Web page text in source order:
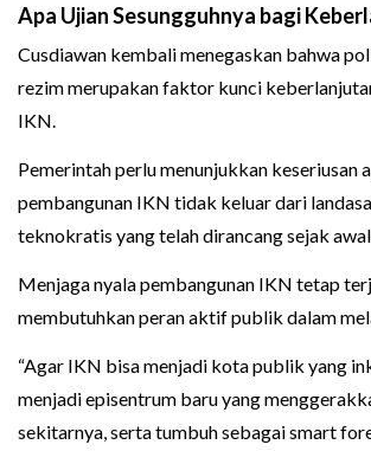
Apa Ujian Sesungguhnya bagi
Cusdiawan kembali menegaskan bahwa
rezim merupakan faktor kunci
IKN.
Pemerintah perlu menunjukkan keseriusan
pembangunan IKN tidak keluar dari
teknokratis yang telah dirancang sejak awal.
Menjaga nyala pembangunan IKN tetap
membutuhkan peran aktif publik dalam
“Agar IKN bisa menjadi kota publik yang
menjadi episentrum baru yang
sekitarnya, serta tumbuh sebagai smart